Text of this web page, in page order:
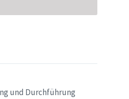
und Durchführung